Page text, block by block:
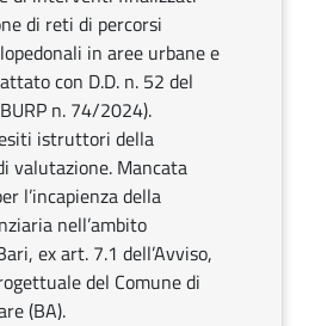
di reti di percorsi
in aree urbane e
con D.D. n. 52 del
n. 74/2024).
istruttori della
valutazione. Mancata
l’incapienza della
nell’ambito
ex art. 7.1 dell’Avviso,
del Comune di
(BA).